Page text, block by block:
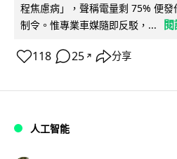
程焦慮病」，聲稱電量剩 75% 便
制令。惟專業車媒隨即反駁，...
118 25 ↗ 分享
人工智能